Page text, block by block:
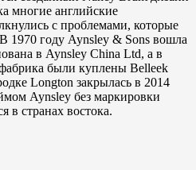
многие английские
с проблемами, которые
году Aynsley & Sons вошла
в Aynsley China Ltd, а в
были куплены Belleek
Longton закрылась в 2014
Aynsley без маркировки
в странах востока.